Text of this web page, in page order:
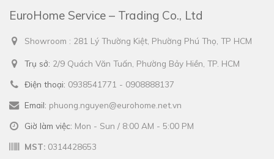
EuroHome Service – Trading Co., Ltd
Showroom : 281 Lý Thường Kiệt, Phường Phú Thọ, TP HCM
Trụ sở: 2/9 Quách Văn Tuấn, Phường Bảy Hiền, TP. HCM
Điện thoại: 0938541771 - 0908888137
Email: phuong.nguyen@eurohome.net.vn
Giờ làm việc: Mon - Sun / 8:00 AM - 5:00 PM
MST: 0314428653